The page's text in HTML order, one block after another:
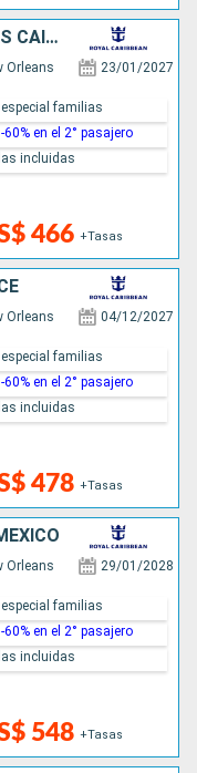
ESTADOS UNIDOS, MÉXICO, ISLAS CAIMÁN, JAMAICA
Orleans 23/01/2027
466 +Tasas
especial familias
60% en el 2° pasajero
incluidas
Orleans 04/12/2027
478 +Tasas
especial familias
60% en el 2° pasajero
incluidas
Orleans 29/01/2028
548 +Tasas
especial familias
60% en el 2° pasajero
incluidas